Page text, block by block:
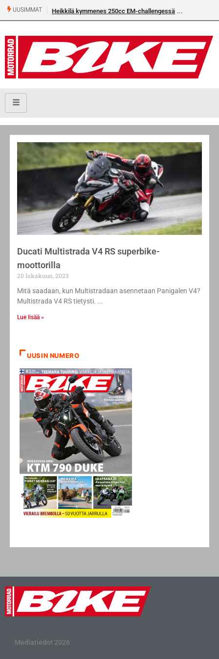
UUSIMMAT Heikkilä kymmenes 250cc EM-challengessä
Ducati Multistrada V4 RS superbike-
moottorilla
20 lokakuun, 2023
Mitä saadaan, kun Multistradaan asennetaan Panigalen V4?
Multistrada V4 RS tietysti.
Lue lisää »
UUSIN NUMERO
Mediatiedot 2026